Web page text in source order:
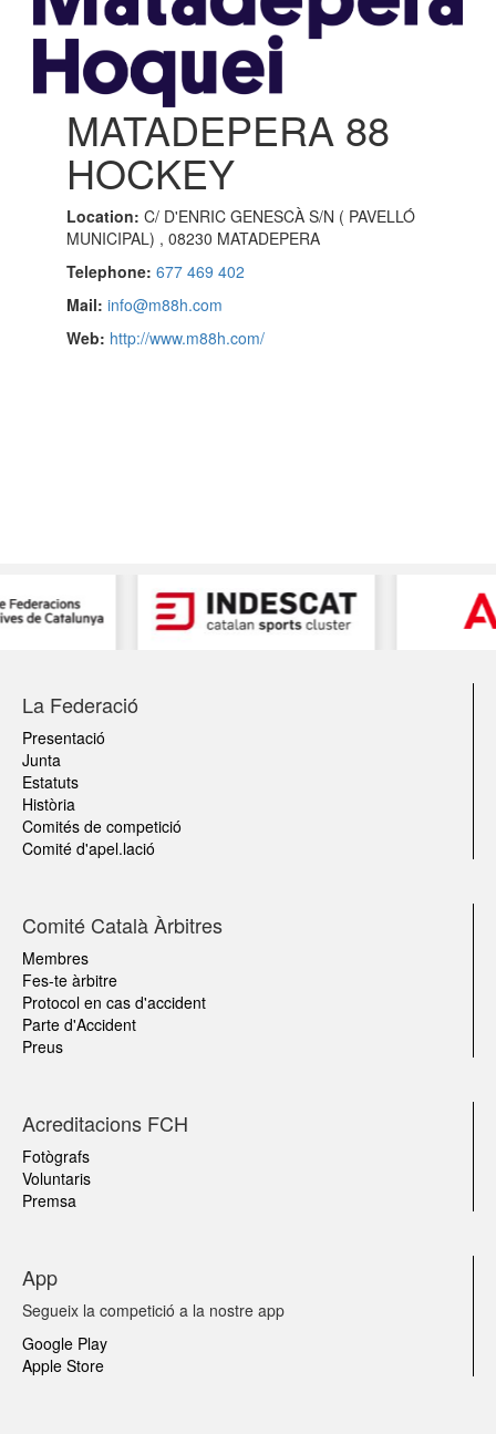
MATADEPERA 88
HOCKEY
Location: C/ D'ENRIC GENESCÀ S/N ( PAVELLÓ
MUNICIPAL) , 08230 MATADEPERA
Telephone: 677 469 402
Mail: info@m88h.com
Web: http://www.m88h.com/
La Federació
Presentació
Junta
Estatuts
Història
Comités de competició
Comité d'apel.lació
Comité Català Àrbitres
Membres
Fes-te àrbitre
Protocol en cas d'accident
Parte d'Accident
Preus
Acreditacions FCH
Fotògrafs
Voluntaris
Premsa
App
Segueix la competició a la nostre app
Google Play
Apple Store